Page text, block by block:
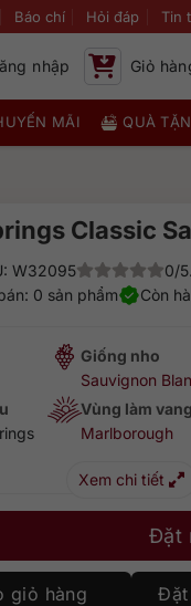
Báo chí Hỏi đáp Tin
nhập Giỏ
MÃI QUÀ
Classic
W32095
0/
0 sản phẩm
Còn
Giống nho
Sauvignon
Vùng làm vang
Marlborough
Xem chi tiết
Sauvignon Blanc số
Đặt
giỏ hàng Đặt